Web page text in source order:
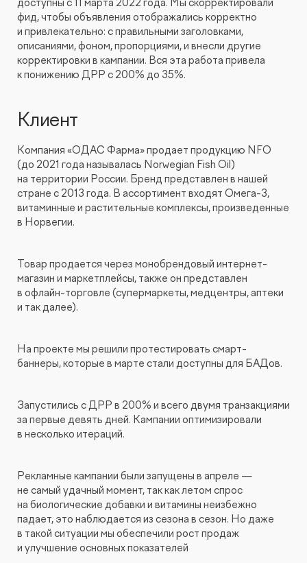
UX-тестирование интернет-магазинов, сайтов
и приложений с респондентами
Создание AI-креативов
Правовой аудит сайта
Оптимизация скорости загрузки сайта
Настройка Битрикс24
Видеопродакшн
КОНТАКТЫ БЛОГ
ПРЕДЛОЖЕНИЕ ДЛЯ
БЕЛАРУСИ
СЛОВАРЬ ТЕРМИНОВ
РЕФЕРАЛЬНАЯ ПРОГРАММА
доступны с 11 марта 2022 года. Мы скорректировали
фид, чтобы объявления отображались корректно
и привлекательно: с правильными заголовками,
описаниями, фоном, пропорциями, и внесли другие
корректировки в кампании. Вся эта работа привела
к понижению ДРР с 200% до 35%.
Клиент
Компания «ОДАС Фарма» продает продукцию NFO
(до 2021 года называлась Norwegian Fish Oil)
на территории России. Бренд представлен в нашей
стране с 2013 года. В ассортимент входят Омега-3,
витаминные и растительные комплексы, произведенные
в Норвегии.
Товар продается через монобрендовый интернет-
магазин и маркетплейсы, также он представлен
в офлайн-торговле (супермаркеты, медцентры, аптеки
и так далее).
На проекте мы решили протестировать смарт-
баннеры, которые в марте стали доступны для БАДов.
Запустились с ДРР в 200% и всего двумя транзакциями
за первые девять дней. Кампании оптимизировали
в несколько итераций.
Рекламные кампании были запущены в апреле —
не самый удачный момент, так как летом спрос
на биологические добавки и витамины неизбежно
падает, это наблюдается из сезона в сезон. Но даже
в такой ситуации мы обеспечили рост продаж
и улучшение основных показателей